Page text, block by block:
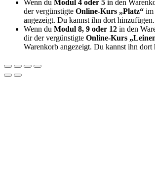
Wenn du Modul 4 oder 5 in den
der vergünstigte Online-Kurs „Platz“ im
angezeigt. Du kannst ihn dort hinzufügen.
Wenn du Modul 8, 9 oder 12 in den
dir der vergünstigte Online-Kurs
Warenkorb angezeigt. Du kannst ihn dort